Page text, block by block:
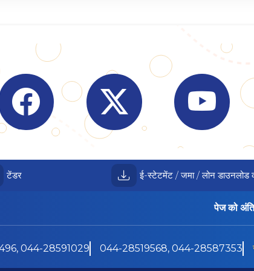
Visit Indian Overseas Bank Facebook page
Visit Indian OverseasVisit
टेंडर ई-स्टेटमेंट / जमा / लोन डाउनलोड
पेज को
044-28591029 044-28519568, 044-28587353